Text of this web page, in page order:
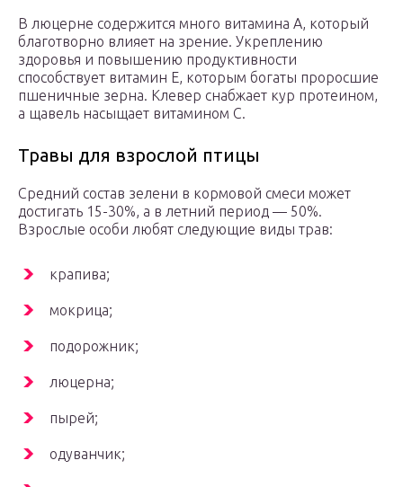
В люцерне содержится много витамина А, который
благотворно влияет на зрение. Укреплению
здоровья и повышению продуктивности
способствует витамин Е, которым богаты проросшие
пшеничные зерна. Клевер снабжает кур протеином,
а щавель насыщает витамином С.
Травы для взрослой птицы
Средний состав зелени в кормовой смеси может
достигать 15-30%, а в летний период — 50%.
Взрослые особи любят следующие виды трав:
крапива;
мокрица;
подорожник;
люцерна;
пырей;
одуванчик;